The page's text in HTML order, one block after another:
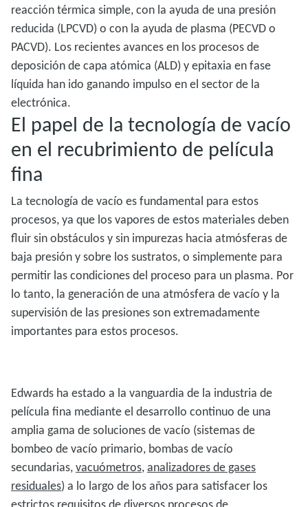
reacción térmica simple, con la ayuda de una presión
reducida (LPCVD) o con la ayuda de plasma (PECVD o
PACVD). Los recientes avances en los procesos de
deposición de capa atómica (ALD) y epitaxia en fase
líquida han ido ganando impulso en el sector de la
electrónica.
El papel de la tecnología de vacío
en el recubrimiento de película
fina
La tecnología de vacío es fundamental para estos
procesos, ya que los vapores de estos materiales deben
fluir sin obstáculos y sin impurezas hacia atmósferas de
baja presión y sobre los sustratos, o simplemente para
permitir las condiciones del proceso para un plasma. Por
lo tanto, la generación de una atmósfera de vacío y la
supervisión de las presiones son extremadamente
importantes para estos procesos.
Edwards ha estado a la vanguardia de la industria de
película fina mediante el desarrollo continuo de una
amplia gama de soluciones de vacío (sistemas de
bombeo de vacío primario, bombas de vacío
secundarias,vacuómetros,analizadores de gases
residuales) a lo largo de los años para satisfacer los